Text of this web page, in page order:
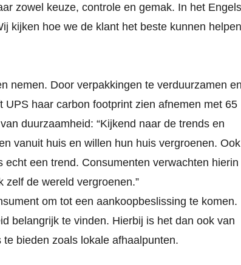
zowel keuze, controle en gemak. In het Engels
kijken hoe we de klant het beste kunnen helpen
nemen. Door verpakkingen te verduurzamen en
haar carbon footprint zien afnemen met 65
duurzaamheid: “Kijkend naar de trends en
vanuit huis en willen hun huis vergroenen. Ook
een trend. Consumenten verwachten hierin
de wereld vergroenen.”
om tot een aankoopbeslissing te komen.
belangrijk te vinden. Hierbij is het dan ook van
bieden zoals lokale afhaalpunten.